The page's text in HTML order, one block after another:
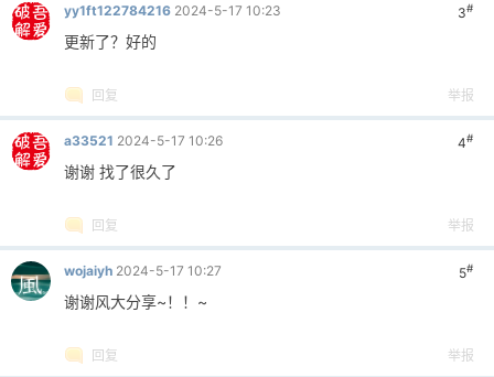
3#
yy1ft122784216 2024-5-17 10:23
更新了？好的
回复 举报
4#
a33521 2024-5-17 10:26
谢谢 找了很久了
回复 举报
5#
wojaiyh 2024-5-17 10:27
谢谢风大分享~！！~
回复 举报